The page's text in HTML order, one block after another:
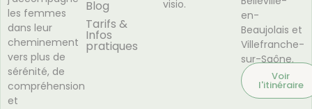
les femmes
dans leur
cheminement
vers plus de
sérénité, de
compréhension
et
Blog
Tarifs &
Infos
pratiques
visio.
en-
Beaujolais et
Villefranche-
sur-Saône.
Voir
l'itinéraire